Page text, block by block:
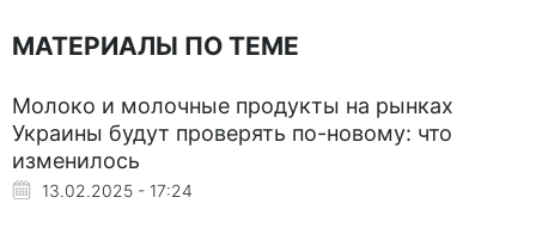
МАТЕРИАЛЫ ПО ТЕМЕ
Молоко и молочные продукты на рынках
Украины будут проверять по-новому: что
изменилось
13.02.2025 - 17:24